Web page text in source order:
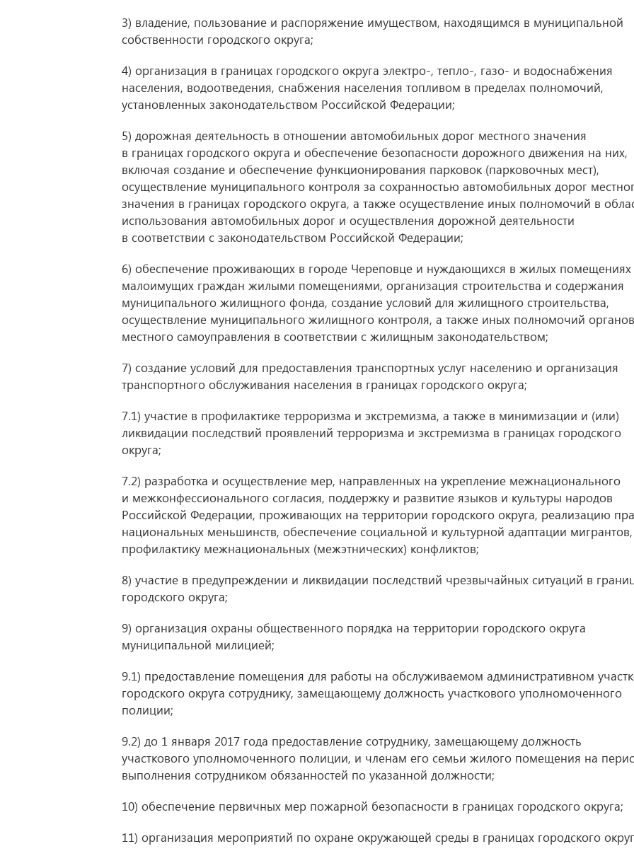
3) владение, пользование и распоряжение имуществом, находящимся в муниципальной
собственности городского округа;
4) организация в границах городского округа электро-, тепло-, газо- и водоснабжения
населения, водоотведения, снабжения населения топливом в пределах полномочий,
установленных законодательством Российской Федерации;
5) дорожная деятельность в отношении автомобильных дорог местного значения
в границах городского округа и обеспечение безопасности дорожного движения на них,
включая создание и обеспечение функционирования парковок (парковочных мест),
осуществление муниципального контроля за сохранностью автомобильных дорог
значения в границах городского округа, а также осуществление иных полномочий в
использования автомобильных дорог и осуществления дорожной деятельности
в соответствии с законодательством Российской Федерации;
6) обеспечение проживающих в городе Череповце и нуждающихся в жилых помещениях
малоимущих граждан жилыми помещениями, организация строительства и содержания
муниципального жилищного фонда, создание условий для жилищного строительства,
осуществление муниципального жилищного контроля, а также иных полномочий органов
местного самоуправления в соответствии с жилищным законодательством;
7) создание условий для предоставления транспортных услуг населению и организация
транспортного обслуживания населения в границах городского округа;
7.1) участие в профилактике терроризма и экстремизма, а также в минимизации и (или)
ликвидации последствий проявлений терроризма и экстремизма в границах городского
округа;
7.2) разработка и осуществление мер, направленных на укрепление межнационального
и межконфессионального согласия, поддержку и развитие языков и культуры народов
Российской Федерации, проживающих на территории городского округа, реализацию
национальных меньшинств, обеспечение социальной и культурной адаптации мигрантов,
профилактику межнациональных (межэтнических) конфликтов;
8) участие в предупреждении и ликвидации последствий чрезвычайных ситуаций в
городского округа;
9) организация охраны общественного порядка на территории городского округа
муниципальной милицией;
9.1) предоставление помещения для работы на обслуживаемом административном
городского округа сотруднику, замещающему должность участкового уполномоченного
полиции;
9.2) до 1 января 2017 года предоставление сотруднику, замещающему должность
участкового уполномоченного полиции, и членам его семьи жилого помещения на
выполнения сотрудником обязанностей по указанной должности;
10) обеспечение первичных мер пожарной безопасности в границах городского округа;
11) организация мероприятий по охране окружающей среды в границах городского